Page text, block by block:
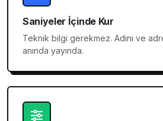
Saniyeler İçinde Kur
Teknik bilgi gerekmez. Adını ve
anında yayında.